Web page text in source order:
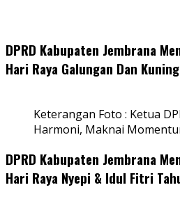
DPRD Kabupaten Jembrana
Hari Raya Galungan Dan
Keterangan Foto : Ketua
Harmoni, Maknai
DPRD Kabupaten Jembrana
Hari Raya Nyepi & Idul Fitri